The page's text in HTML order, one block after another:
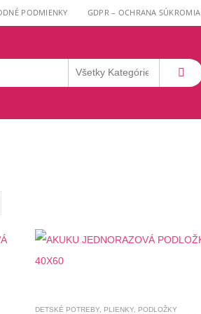
PODMIENKY GDPR – OCHRANA SÚKROMIA
DETSKÉ POTREBY, PLIENKY, PODLOŽKY